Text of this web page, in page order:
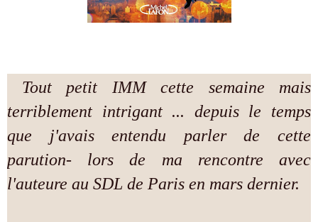
Tout petit IMM cette semaine mais
terriblement intrigant ... depuis le temps
que j'avais entendu parler de cette
parution- lors de ma rencontre avec
l'auteure au SDL de Paris en mars dernier.